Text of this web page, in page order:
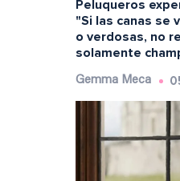
Peluqueros
"Si las canas se
o verdosas, no
solamente
Gemma Meca